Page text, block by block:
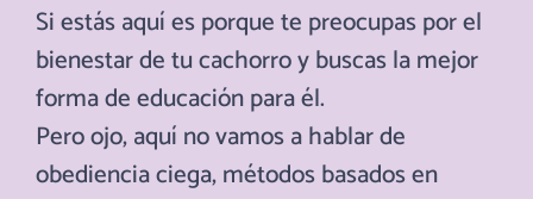
Si estás aquí es porque te preocupas por el
bienestar de tu cachorro y buscas la mejor
forma de educación para él.
Pero ojo, aquí no vamos a hablar de
obediencia ciega, métodos basados en